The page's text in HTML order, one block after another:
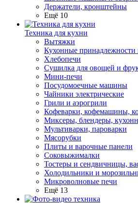
Держатели, кронштейны
Ещё 10
Техника для кухни
Вытяжки
Кухонные принадлежности
Хлебопечи
Сушилка для овощей и
Мини-печи
Посудомоечные машины
Чайники электрические
Грили и аэрогрили
Кофеварки, кофемашины,
Миксеры, блендеры,
Мультиварки, пароварки
Мясорубки
Плиты и варочные панели
Соковыжималки
Тостеры и сендвичницы,
Холодильники и
Микроволновые печи
Ещё 13